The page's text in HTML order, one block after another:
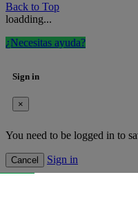
Back to Top
loadding...
¿Necesitas ayuda?
Sign in
×
You need to be logged in to
Cancel Sign in